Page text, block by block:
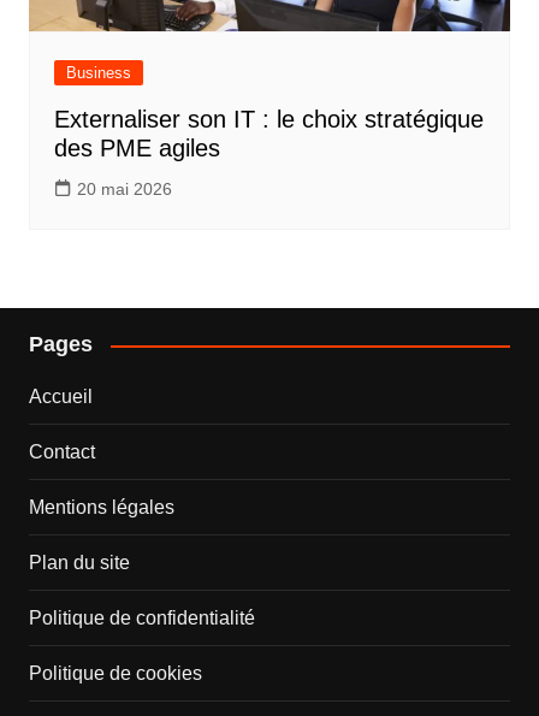
Business
Externaliser son IT : le choix stratégique
des PME agiles
20 mai 2026
Pages
Accueil
Contact
Mentions légales
Plan du site
Politique de confidentialité
Politique de cookies